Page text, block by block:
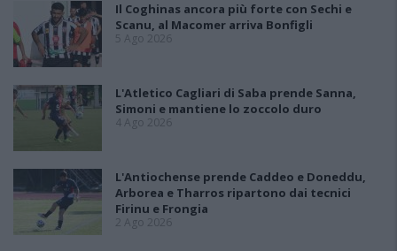
Il Coghinas ancora più forte con Sechi e
Scanu, al Macomer arriva Bonfigli
5 Ago 2026
L'Atletico Cagliari di Saba prende Sanna,
Simoni e mantiene lo zoccolo duro
4 Ago 2026
L'Antiochense prende Caddeo e Doneddu,
Arborea e Tharros ripartono dai tecnici
Firinu e Frongia
2 Ago 2026